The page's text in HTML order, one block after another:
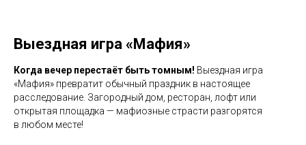
Выездная игра «Мафия»
Когда вечер перестаёт быть томным! Выездная игра
«Мафия» превратит обычный праздник в настоящее
расследование. Загородный дом, ресторан, лофт или
открытая площадка — мафиозные страсти разгорятся
в любом месте!